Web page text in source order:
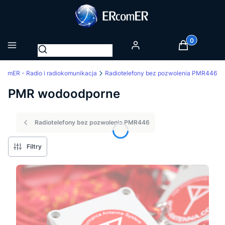
Otwórz wyszukiwarkę Produkty w
- Radio i radiokomunikacja Radiotelefony bez pozwolenia PMR446
PMR wodoodporne
Radiotelefony bez pozwolenia PMR446
Filtry